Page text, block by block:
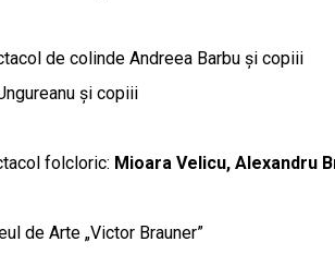
de colinde Andreea Barbu și copiii
și copiii
folcloric: Mioara Velicu, Alexandru
de Arte „Victor Brauner”